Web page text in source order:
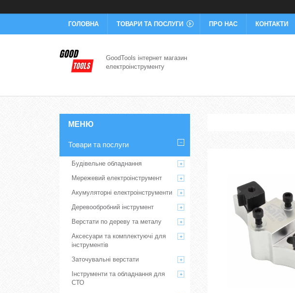
ГОЛОВНА ТОВАРИ ТА ПОСЛУГИ ПРО НАС КОНТАКТИ
GoodTools інтернет магазин
електроінструменту
Товари та послуги
Будівельне обладнання
Мережевий електроінструмент
Акумуляторні електроінструменти
Деревообробний інструмент
Верстати по дереву та металу
Аксесуари та комплектуючі для
інструментів
Заточувальні верстати
Інструменти та обладнання для
СТО